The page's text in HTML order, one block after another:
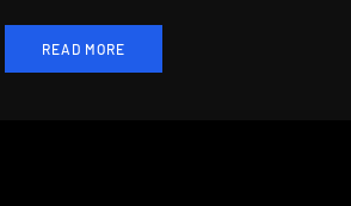
READ MORE